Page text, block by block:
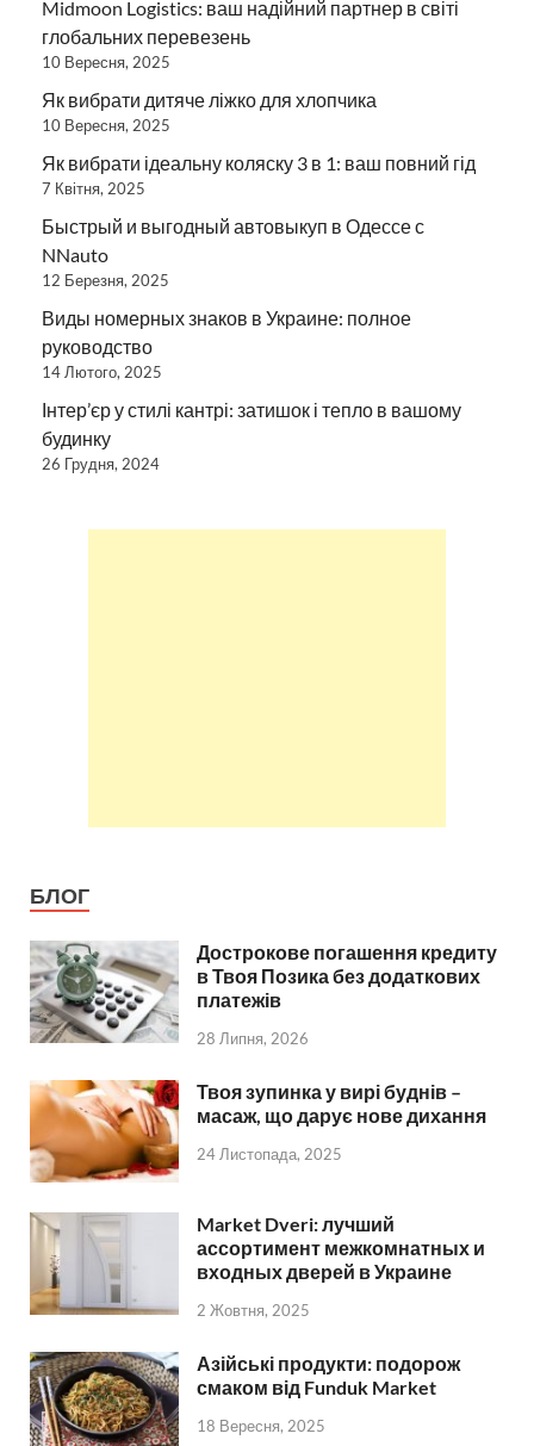
Midmoon Logistics: ваш надійний партнер в світі
глобальних перевезень
10 Вересня, 2025
Як вибрати дитяче ліжко для хлопчика
10 Вересня, 2025
Як вибрати ідеальну коляску 3 в 1: ваш повний гід
7 Квітня, 2025
Быстрый и выгодный автовыкуп в Одессе с
NNauto
12 Березня, 2025
Виды номерных знаков в Украине: полное
руководство
14 Лютого, 2025
Інтер’єр у стилі кантрі: затишок і тепло в вашому
будинку
26 Грудня, 2024
БЛОГ
Дострокове погашення кредиту
в Твоя Позика без додаткових
платежів
28 Липня, 2026
Твоя зупинка у вирі буднів –
масаж, що дарує нове дихання
24 Листопада, 2025
Market Dveri: лучший
ассортимент межкомнатных и
входных дверей в Украине
2 Жовтня, 2025
Азійські продукти: подорож
смаком від Funduk Market
18 Вересня, 2025